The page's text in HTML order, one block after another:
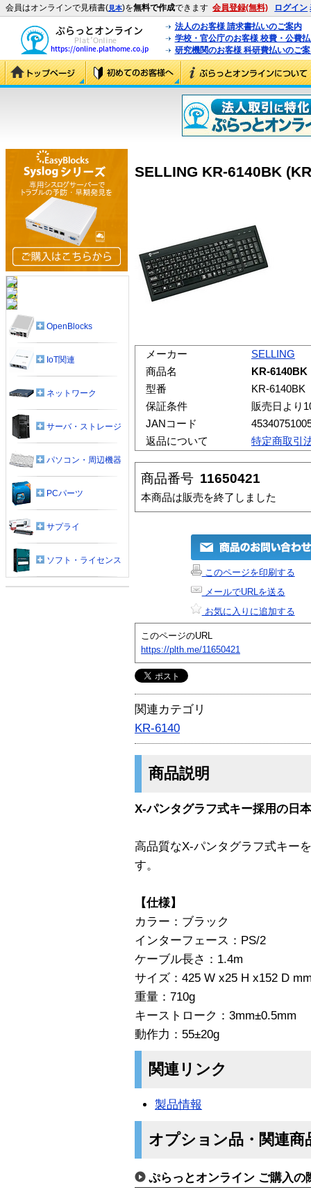
会員はオンラインで見積書(見本)を無料で作成できます 会員登録(無料) ログイン
法人のお客様 請求書払いのご案内
学校・官公庁のお客様 校費・公費
研究機関のお客様 科研費払いのご
SELLING KR-6140BK
メーカー
SELLING
商品名
KR-6140BK
型番
KR-6140BK
保証条件
販売日より
JANコード
返品について
特定商取引
商品番号 11650421
本商品は販売を終了しました
このページを印刷する
メールでURLを送る
お気に入りに追加する
このページのURL
https://plth.me/11650421
関連カテゴリ
KR-6140
商品説明
X-パンタグラフ式キー採用の日
高品質なX-パンタグラフ式キー
す。
【仕様】
カラー：ブラック
インターフェース：PS/2
ケーブル長さ：1.4m
サイズ：425 W x25 H x152 D
重量：710g
キーストローク：3mm±0.5mm
動作力：55±20g
関連リンク
製品情報
オプション品・関連商
ぷらっとオンライン ご購入の
OpenBlocks
IoT関連
ネットワーク
サーバ・ストレージ
パソコン・周辺機器
PCパーツ
サプライ
ソフト・ライセンス